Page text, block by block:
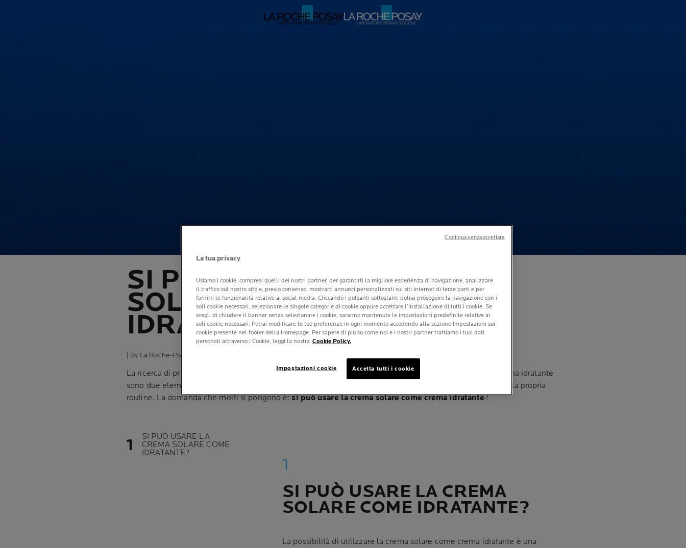
SI PUÒ USARE LA CREMA
SOLARE COME CREMA
IDRATANTE?
| By La Roche-Posay
La ricerca di prodotti multitasking è diventata una tendenza crescente. Tra questi, la crema solare e la crema idratante
sono due elementi essenziali della skincare quotidiana che spesso si cerca di combinare per semplificare la propria
routine. La domanda che molti si pongono è:si può usare la crema solare come crema idratante?
SI PUÒ USARE LA
CREMA SOLARE COME
IDRATANTE?
SI PUÒ USARE LA CREMA
SOLARE COME IDRATANTE?
La possibilità di utilizzare la crema solare come crema idratante è una
La tua privacy
Usiamo i cookie, compresi quelli dei nostri partner, per garantirti la migliore esperienza di navigazione, analizzare
il traffico sul nostro sito e, previo consenso, mostrarti annunci personalizzati sui siti internet di terze parti e per
fornirti le funzionalità relative ai social media. Cliccando i pulsanti sottostanti potrai proseguire la navigazione con i
soli cookie necessari, selezionare le singole categorie di cookie oppure accettare l’installazione di tutti i cookie. Se
scegli di chiudere il banner senza selezionare i cookie, saranno mantenute le impostazioni predefinite relative ai
soli cookie necessari. Potrai modificare le tue preferenze in ogni momento accedendo alla sezione Impostazioni sui
cookie presente nel footer della Homepage. Per sapere di più su come noi e i nostri partner trattiamo i tuoi dati
personali attraverso i Cookie, leggi la nostra Cookie Policy.
Impostazioni cookie Accetta tutti i cookie
Continua senza accettare